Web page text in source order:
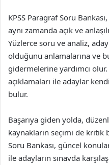
KPSS Paragraf Soru
aynı zamanda açık ve
Yüzlerce soru ve analiz,
olduğunu anlamalarına ve
gidermelerine yardımcı
açıklamaları ile adaylar
bulur.
Başarıya giden yolda,
kaynakların seçimi de kritik
Soru Bankası, güncel
ile adayların sınavda